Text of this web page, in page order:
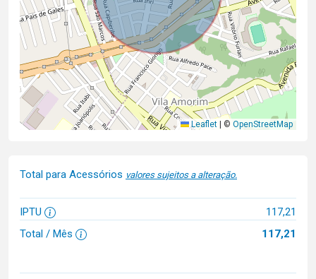
Leaflet © OpenStreetMap
Total para Acessórios valores sujeitos a alteração.
IPTU
117,21
Total / Mês
117,21